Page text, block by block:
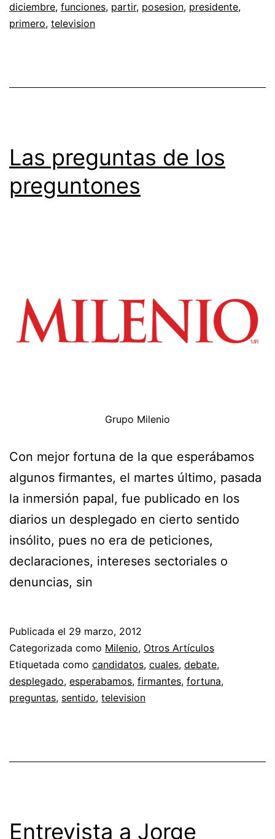
diciembre, funciones, partir, posesion, presidente,
primero, television
Las preguntas de los
preguntones
Grupo Milenio
Con mejor fortuna de la que esperábamos
algunos firmantes, el martes último, pasada
la inmersión papal, fue publicado en los
diarios un desplegado en cierto sentido
insólito, pues no era de peticiones,
declaraciones, intereses sectoriales o
denuncias, sin
Publicada el 29 marzo, 2012
Categorizada como Milenio, Otros Artículos
Etiquetada como candidatos, cuales, debate,
desplegado, esperabamos, firmantes, fortuna,
preguntas, sentido, television
Entrevista a Jorge